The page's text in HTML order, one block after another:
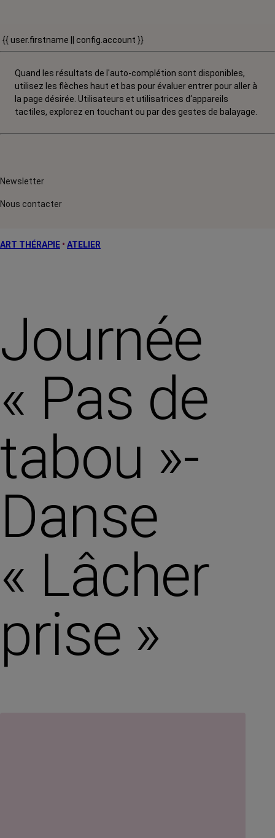
{{ user.firstname || config.account }}
Quand les résultats de l'auto-complétion sont disponibles,
utilisez les flèches haut et bas pour évaluer entrer pour aller à
la page désirée. Utilisateurs et utilisatrices d‘appareils
tactiles, explorez en touchant ou par des gestes de balayage.
Newsletter
Nous contacter
ART THÉRAPIE • ATELIER
Journée
« Pas de
tabou »-
Danse
« Lâcher
prise »